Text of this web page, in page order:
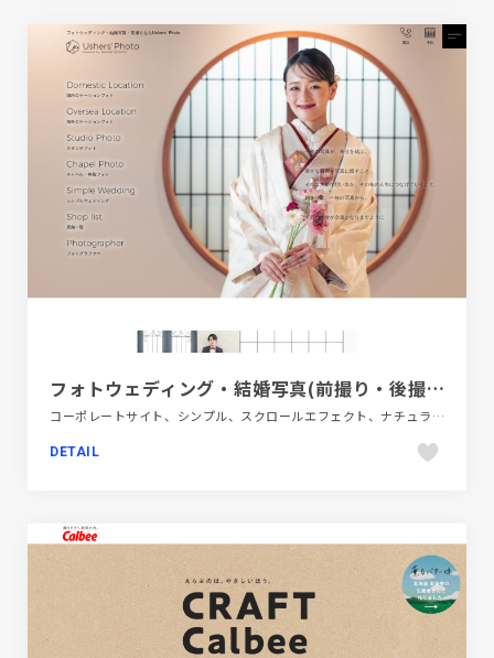
フォトウェディング・結婚写真(前撮り・後撮り)するなら【Ushers' Photo】
コーポレートサイト、シンプル、スクロールエフェクト、ナチュラル、ホワイト系、モーション多め、大きめ写真、飲食店・グルメ・ウェディング
DETAIL